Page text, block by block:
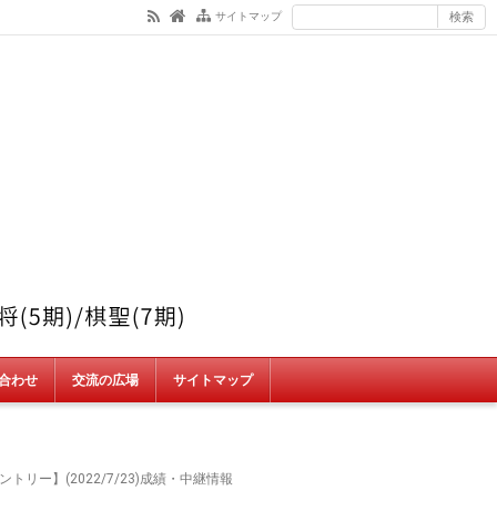
サイトマップ
わせ 交流の広場 サイトマップ
トリー】(2022/7/23)成績・中継情報